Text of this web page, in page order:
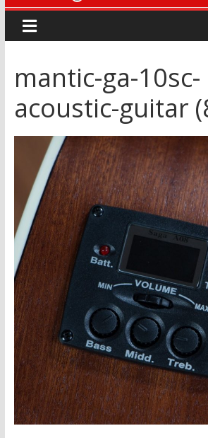
mantic-ga-10sc-
acoustic-guitar